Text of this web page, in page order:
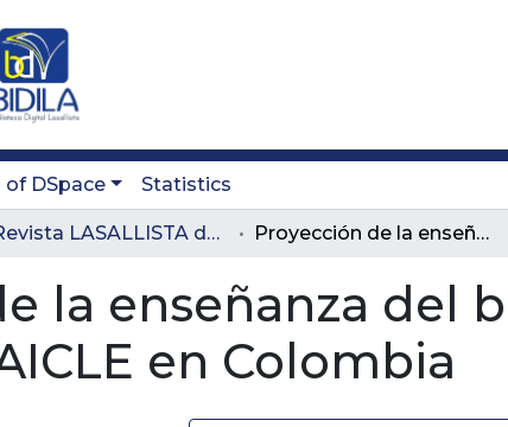
of DSpace Statistics
Revista LASALLISTA de Investigación Proyección de la enseñanza del bilingüismo a través del método AICLE en Colombia
la enseñanza del
en Colombia